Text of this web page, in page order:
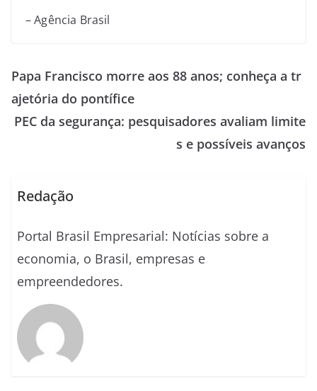
– Agência Brasil
Papa Francisco morre aos 88 anos; conheça a tr
ajetória do pontífice
PEC da segurança: pesquisadores avaliam limite
s e possíveis avanços
Redação
Portal Brasil Empresarial: Notícias sobre a
economia, o Brasil, empresas e
empreendedores.